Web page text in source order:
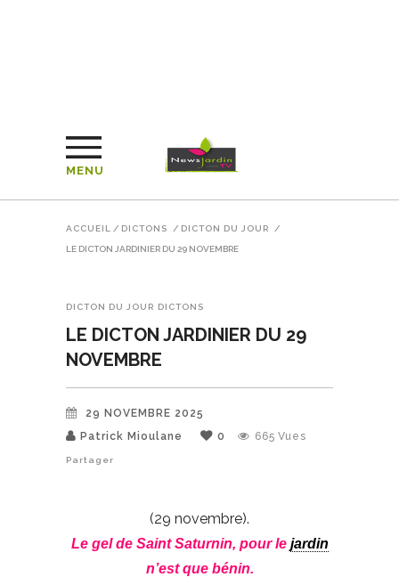
MENU
ACCUEIL / DICTONS / DICTON DU JOUR /
LE DICTON JARDINIER DU 29 NOVEMBRE
DICTON DU JOUR DICTONS
LE DICTON JARDINIER DU 29
NOVEMBRE
29 NOVEMBRE 2025
Patrick Mioulane
0 665 Vues
Partager
(29 novembre).
Le gel de Saint Saturnin, pour le jardin
n’est que bénin.